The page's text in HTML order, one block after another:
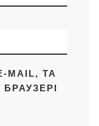
MAIL, ТА